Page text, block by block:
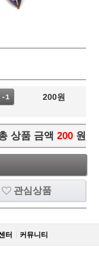
-1 200원
상품 금액 200 원
관심상품
터 커뮤니티